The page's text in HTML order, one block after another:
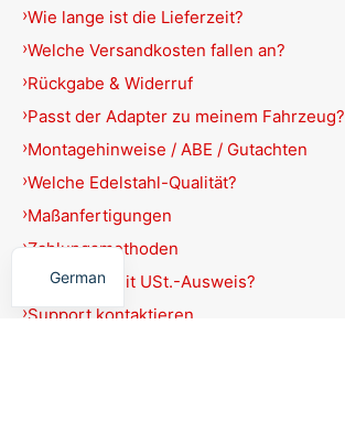
Wie lange ist die Lieferzeit?
Welche Versandkosten fallen an?
Rückgabe & Widerruf
Passt der Adapter zu meinem Fahrzeug?
Montagehinweise / ABE / Gutachten
Welche Edelstahl-Qualität?
Maßanfertigungen
Zahlungsmethoden
Rechnung mit USt.-Ausweis?
Support kontaktieren
German
English